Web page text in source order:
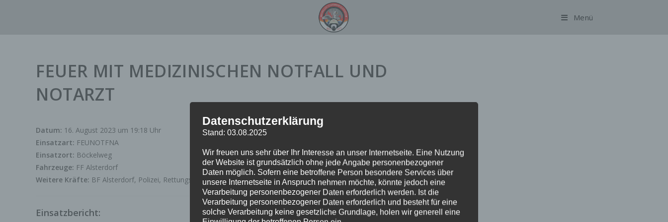
Menü
FEUER MIT MEDIZINISCHEN NOTFALL UND
NOTARZT
Datum: 16. August 2023 um 19:18 Uhr
Einsatzart: FEUNOTFNA
Einsatzort: Böckelweg
Fahrzeuge: FF Alsterdorf
Weitere Kräfte: BF Alsterdorf, Polizei, Rettungsdienst
Einsatzbericht:
Datenschutzerklärung
Stand: 03.08.2025
Wir freuen uns sehr über Ihr Interesse an unser Internetseite. Eine Nutzung
der Website ist grundsätzlich ohne jede Angabe personenbezogener
Daten möglich. Sofern eine betroffene Person besondere Services über
unsere Internetseite in Anspruch nehmen möchte, könnte jedoch eine
Verarbeitung personenbezogener Daten erforderlich werden. Ist die
Verarbeitung personenbezogener Daten erforderlich und besteht für eine
solche Verarbeitung keine gesetzliche Grundlage, holen wir generell eine